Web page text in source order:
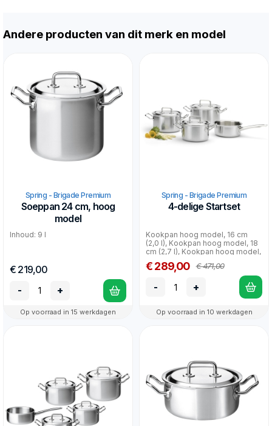
Andere producten van dit merk en model
Spring - Brigade Premium
Soeppan 24 cm, hoog
model
Inhoud: 9 l
€ 219,00
-
+
Op voorraad in 15 werkdagen
Spring - Brigade Premium
4-delige Startset
Kookpan hoog model, 16 cm
(2,0 l), Kookpan hoog model, 18
cm (2,7 l), Kookpan hoog model,
€ 289,00 € 471,00
- +
Op voorraad in 10 werkdagen